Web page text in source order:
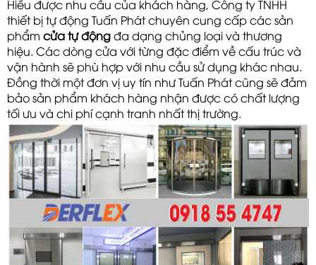
Hiểu được nhu cầu của khách hàng, Công ty TNHH
thiết bị tự động Tuấn Phát chuyên cung cấp các sản
phẩm cửa tự động đa dạng chủng loại và thương
hiệu. Các dòng cửa với từng đặc điểm về cấu trúc và
vận hành sẽ phù hợp với nhu cầu sử dụng khác nhau.
Đồng thời một đơn vị uy tín như Tuấn Phát cũng sẽ đảm
bảo sản phẩm khách hàng nhận được có chất lượng
tối ưu và chi phí cạnh tranh nhất thị trường.